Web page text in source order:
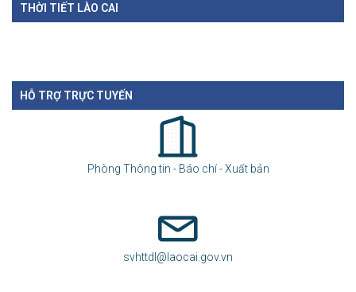
THỜI TIẾT LÀO CAI
HỖ TRỢ TRỰC TUYẾN
Phòng Thông tin - Báo chí - Xuất bản
svhttdl@laocai.gov.vn